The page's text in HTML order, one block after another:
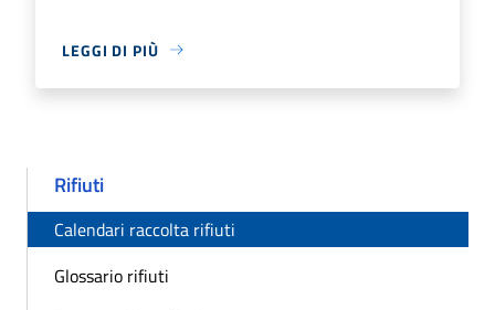
LEGGI DI PIÙ
Rifiuti
Calendari raccolta rifiuti
Glossario rifiuti